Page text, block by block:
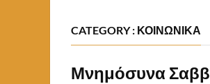
CATEGORY : ΚΟΙΝΩΝΙΚΑ
Μνημόσυνα